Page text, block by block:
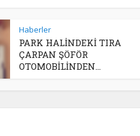
Haberler
PARK HALİNDEKİ TIRA
ÇARPAN ŞÖFÖR
OTOMOBİLİNDEN...